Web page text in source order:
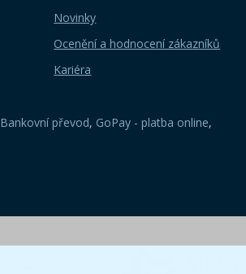
Novinky
Ocenění a hodnocení zákazníků
Kariéra
Bankovní převod, GoPay - platba online,